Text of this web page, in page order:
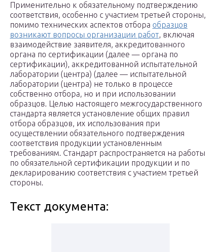
Применительно к обязательному подтверждению
соответствия, особенно с участием третьей стороны,
помимо технических аспектов отбора образцов
возникают вопросы организации работ, включая
взаимодействие заявителя, аккредитованного
органа по сертификации (далее — органа по
сертификации), аккредитованной испытательной
лаборатории (центра) (далее — испытательной
лаборатории (центра) не только в процессе
собственно отбора, но и при использовании
образцов. Целью настоящего межгосударственного
стандарта является установление общих правил
отбора образцов, их использования при
осуществлении обязательного подтверждения
соответствия продукции установленным
требованиям. Стандарт распространяется на работы
по обязательной сертификации продукции и по
декларированию соответствия с участием третьей
стороны.
Текст документа: